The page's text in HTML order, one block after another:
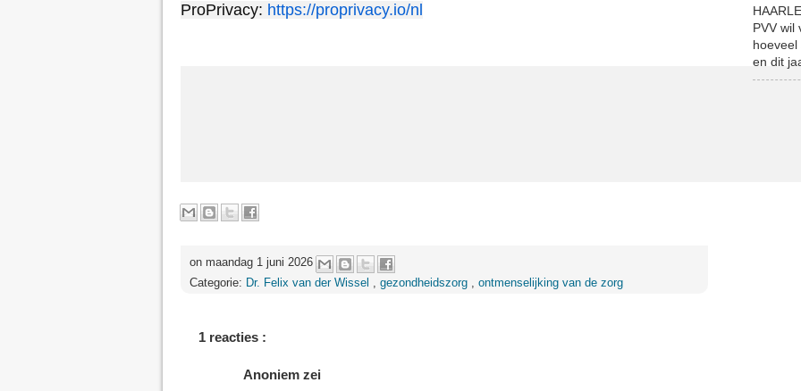
ProPrivacy: https://proprivacy.io/nl
on maandag 1 juni 2026
Categorie: Dr. Felix van der Wissel , gezondheidszorg , ontmenselijking van de zorg
1 reacties :
Anoniem zei
PVV wil
en dit